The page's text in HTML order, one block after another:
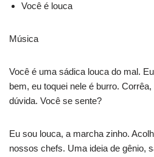
Você é louca
Música
Você é uma sádica louca do mal.
bem, eu toquei nele é burro.
dúvida. Você se sente?
Eu sou louca, a marcha zinho.
nossos chefs. Uma ideia de gênio,